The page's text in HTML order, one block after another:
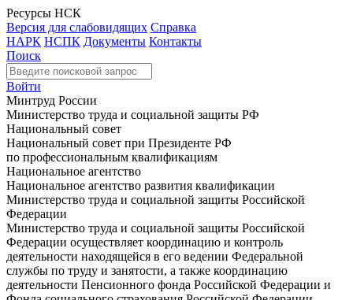
Ресурсы НСК
Версия для слабовидящих Справка
НАРК НСПК Документы Контакты
Поиск
Войти
Минтруд России
Министерство труда и социальной защиты РФ
Национальный совет
Национальный совет при Президенте РФ
по профессиональным квалификациям
Национальное агентство
Национальное агентство развития квалификации
Министерство труда и социальной защиты Российской
Федерации
Министерство труда и социальной защиты Российской
Федерации осуществляет координацию и контроль
деятельности находящейся в его ведении Федеральной
службы по труду и занятости, а также координацию
деятельности Пенсионного фонда Российской Федерации и